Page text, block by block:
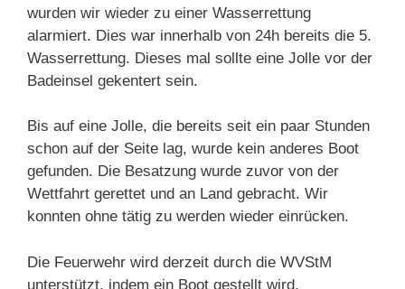
wurden wir wieder zu einer Wasserrettung
alarmiert. Dies war innerhalb von 24h bereits die 5.
Wasserrettung. Dieses mal sollte eine Jolle vor der
Badeinsel gekentert sein.
Bis auf eine Jolle, die bereits seit ein paar Stunden
schon auf der Seite lag, wurde kein anderes Boot
gefunden. Die Besatzung wurde zuvor von der
Wettfahrt gerettet und an Land gebracht. Wir
konnten ohne tätig zu werden wieder einrücken.
Die Feuerwehr wird derzeit durch die WVStM
unterstützt, indem ein Boot gestellt wird.